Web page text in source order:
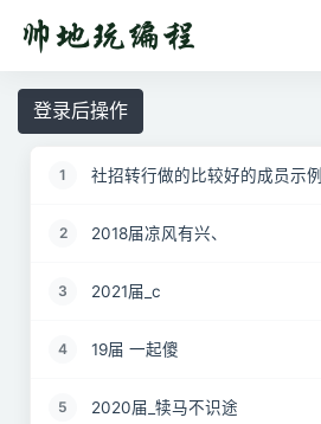
登录后操作
1 社招转行做的比较好的成员示例
2 2018届凉风有兴、
3 2021届_c
4 19届 一起傻
5 2020届_犊马不识途